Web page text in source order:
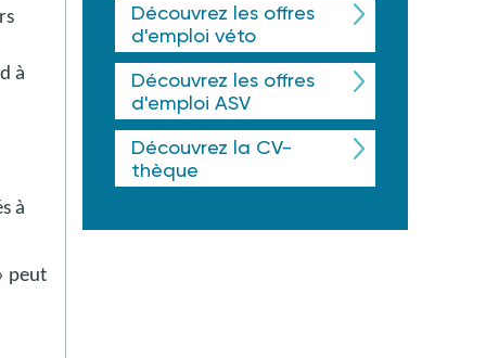
à
à
peut
Découvrez les offres
d'emploi véto
Découvrez les offres
d'emploi ASV
Découvrez la CV-
thèque